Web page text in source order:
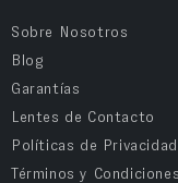
Sobre Nosotros
Blog
Garantías
Lentes de Contacto
Políticas de Privacidad
Términos y